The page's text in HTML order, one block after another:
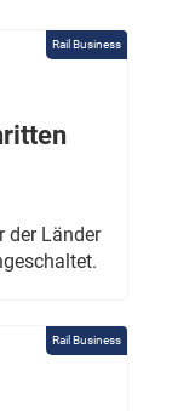
Rail Business
der Länder
Rail Business